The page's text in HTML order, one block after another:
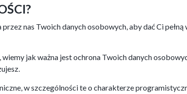
nas Twoich danych osobowych, aby dać Ci
jak ważna jest ochrona Twoich danych
w szczególności te o charakterze